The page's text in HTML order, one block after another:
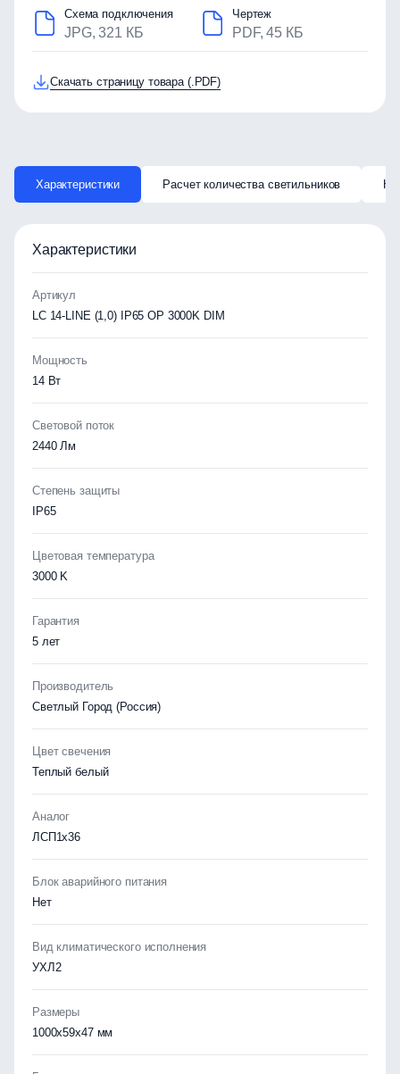
Схема подключения
JPG, 321 КБ
Чертеж
PDF, 45 КБ
Скачать страницу товара (.PDF)
Характеристики Расчет количества светильников
Характеристики
Артикул
LC 14-LINE (1,0) IP65 OP 3000K DIM
Мощность
14 Вт
Световой поток
2440 Лм
Степень защиты
IP65
Цветовая температура
3000 K
Гарантия
5 лет
Производитель
Светлый Город (Россия)
Цвет свечения
Теплый белый
Аналог
ЛСП1х36
Блок аварийного питания
Нет
Вид климатического исполнения
УХЛ2
Размеры
1000х59х47 мм